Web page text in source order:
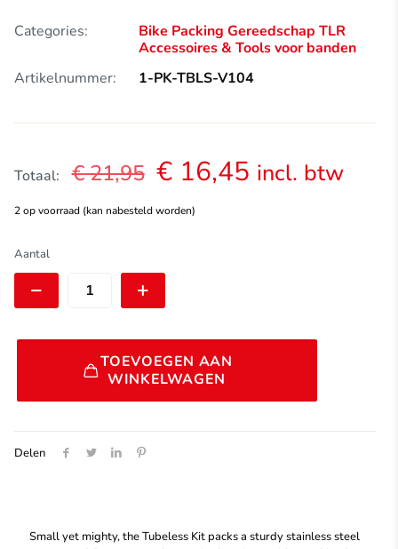
Categories: Bike Packing Gereedschap TLR
Accessoires & Tools voor banden
Artikelnummer:
1-PK-TBLS-V104
Totaal: €21,95 Oorspronkelijke
prijs
was:
€16,45Huidige
incl. btw
2 op voorraad (kan nabesteld worden)
Aantal
Lezyne
Tubeless
aantal
TOEVOEGEN AAN
WINKELWAGEN
Delen
Small yet mighty, the Tubeless Kit packs a sturdy stainless steel